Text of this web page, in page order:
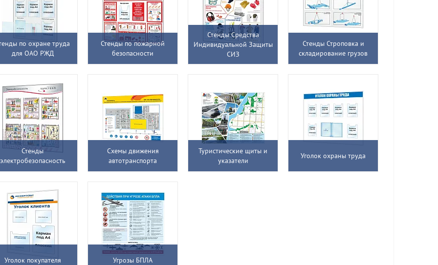
по охране труда
для ОАО РЖД
Стенды по пожарной
безопасности
Стенды Средства
Индивидуальной Защиты
СИЗ
Стенды Строповка и
складирование грузов
Стенды
электробезопасность
Схемы движения
автотранспорта
Туристические щиты и
указатели
Уголок охраны труда
Уголок покупателя Угрозы БПЛА